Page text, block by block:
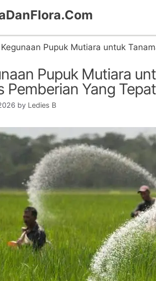
Kegunaan Pupuk Mutiara untuk
Pupuk Mutiara
Pemberian Yang Tepat
by Ledies B